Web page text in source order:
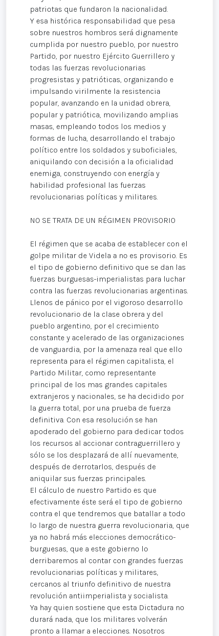
patriotas que fundaron la nacionalidad.
Y esa histórica responsabilidad que pesa
sobre nuestros hombros será dignamente
cumplida por nuestro pueblo, por nuestro
Partido, por nuestro Ejército Guerrillero y
todas las fuerzas revolucionarias
progresistas y patrióticas, organizando e
impulsando virilmente la resistencia
popular, avanzando en la unidad obrera,
popular y patriótica, movilizando amplias
masas, empleando todos los medios y
formas de lucha, desarrollando el trabajo
político entre los soldados y suboficiales,
aniquilando con decisión a la oficialidad
enemiga, construyendo con energía y
habilidad profesional las fuerzas
revolucionarias políticas y militares.
NO SE TRATA DE UN RÉGIMEN PROVISORIO
El régimen que se acaba de establecer con el
golpe militar de Videla a no es provisorio. Es
el tipo de gobierno definitivo que se dan las
fuerzas burguesas-imperialistas para luchar
contra las fuerzas revolucionarias argentinas.
Llenos de pánico por el vigoroso desarrollo
revolucionario de la clase obrera y del
pueblo argentino, por el crecimiento
constante y acelerado de las organizaciones
de vanguardia, por la amenaza real que ello
representa para el régimen capitalista, el
Partido Militar, como representante
principal de los mas grandes capitales
extranjeros y nacionales, se ha decidido por
la guerra total, por una prueba de fuerza
definitiva. Con esa resolución se han
apoderado del gobierno para dedicar todos
los recursos al accionar contraguerrillero y
sólo se los desplazará de allí nuevamente,
después de derrotarlos, después de
aniquilar sus fuerzas principales.
El cálculo de nuestro Partido es que
efectivamente éste será el tipo de gobierno
contra el que tendremos que batallar a todo
lo largo de nuestra guerra revolucionaria, que
ya no habrá más elecciones democrático-
burguesas, que a este gobierno lo
derribaremos al contar con grandes fuerzas
revolucionarias políticas y militares,
cercanos al triunfo definitivo de nuestra
revolución antiimperialista y socialista.
Ya hay quien sostiene que esta Dictadura no
durará nada, que los militares volverán
pronto a llamar a elecciones. Nosotros